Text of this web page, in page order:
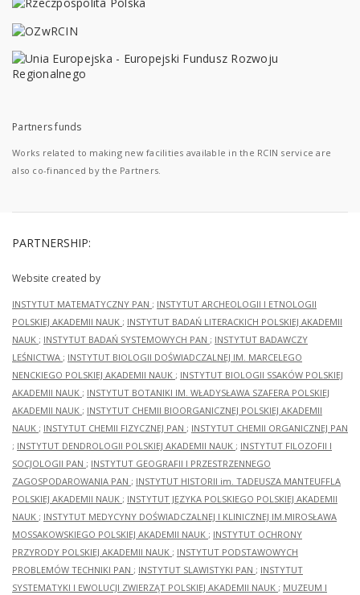
Partners funds
Works related to making new facilities available in the RCIN service are
also co-financed by the Partners.
PARTNERSHIP:
Website created by
INSTYTUT MATEMATYCZNY PAN ; INSTYTUT ARCHEOLOGII I ETNOLOGII
POLSKIEJ AKADEMII NAUK ; INSTYTUT BADAŃ LITERACKICH POLSKIEJ AKADEMII
NAUK ; INSTYTUT BADAŃ SYSTEMOWYCH PAN ; INSTYTUT BADAWCZY
LEŚNICTWA ; INSTYTUT BIOLOGII DOŚWIADCZALNEJ IM. MARCELEGO
NENCKIEGO POLSKIEJ AKADEMII NAUK ; INSTYTUT BIOLOGII SSAKÓW POLSKIEJ
AKADEMII NAUK ; INSTYTUT BOTANIKI IM. WŁADYSŁAWA SZAFERA POLSKIEJ
AKADEMII NAUK ; INSTYTUT CHEMII BIOORGANICZNEJ POLSKIEJ AKADEMII
NAUK ; INSTYTUT CHEMII FIZYCZNEJ PAN ; INSTYTUT CHEMII ORGANICZNEJ PAN
; INSTYTUT DENDROLOGII POLSKIEJ AKADEMII NAUK ; INSTYTUT FILOZOFII I
SOCJOLOGII PAN ; INSTYTUT GEOGRAFII I PRZESTRZENNEGO
ZAGOSPODAROWANIA PAN ; INSTYTUT HISTORII im. TADEUSZA MANTEUFFLA
POLSKIEJ AKADEMII NAUK ; INSTYTUT JĘZYKA POLSKIEGO POLSKIEJ AKADEMII
NAUK ; INSTYTUT MEDYCYNY DOŚWIADCZALNEJ I KLINICZNEJ IM.MIROSŁAWA
MOSSAKOWSKIEGO POLSKIEJ AKADEMII NAUK ; INSTYTUT OCHRONY
PRZYRODY POLSKIEJ AKADEMII NAUK ; INSTYTUT PODSTAWOWYCH
PROBLEMÓW TECHNIKI PAN ; INSTYTUT SLAWISTYKI PAN ; INSTYTUT
SYSTEMATYKI I EWOLUCJI ZWIERZĄT POLSKIEJ AKADEMII NAUK ; MUZEUM I